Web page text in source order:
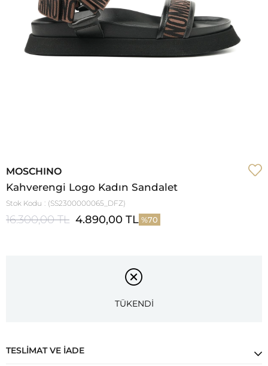
MOSCHINO
Kahverengi Logo Kadın Sandalet
Stok Kodu (SS2300000065_DFZ)
16.300,00 TL 4.890,00 TL 70
TÜKENDİ
TESLIMAT VE İADE